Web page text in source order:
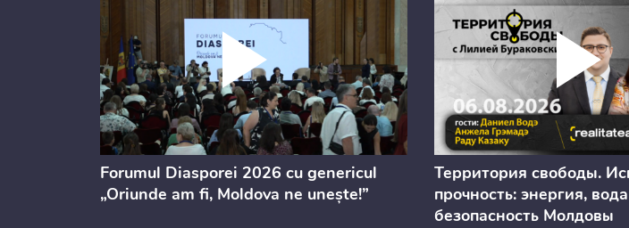
Forumul Diasporei 2026 cu genericul
„Oriunde am fi, Moldova ne unește!”
Территория свободы.
прочность: энергия,
безопасность Молдовы